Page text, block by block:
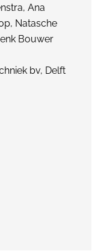
Ana
Natasche
Bouwer
bv, Delft